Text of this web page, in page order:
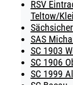
RSV
Teltow/
SAS
SC 1903
SC 1906
SC 1999